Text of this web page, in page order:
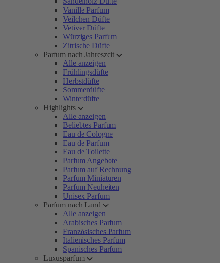
Vanille Parfum
Veilchen Düfte
Vetiver Düfte
Würziges Parfum
Zitrische Düfte
Parfum nach Jahreszeit
Alle anzeigen
Frühlingsdüfte
Herbstdüfte
Sommerdüfte
Winterdüfte
Highlights
Alle anzeigen
Beliebtes Parfum
Eau de Cologne
Eau de Parfum
Eau de Toilette
Parfum Angebote
Parfum auf Rechnung
Parfum Miniaturen
Parfum Neuheiten
Unisex Parfum
Parfum nach Land
Alle anzeigen
Arabisches Parfum
Französisches Parfum
Italienisches Parfum
Spanisches Parfum
Luxusparfum